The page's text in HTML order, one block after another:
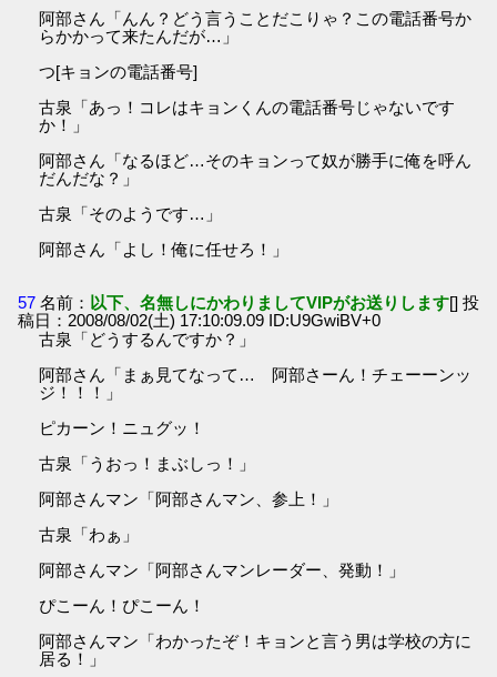
阿部さん「んん？どう言うことだこりゃ？この電話番号か
らかかって来たんだが…」
つ[キョンの電話番号]
古泉「あっ！コレはキョンくんの電話番号じゃないです
か！」
阿部さん「なるほど…そのキョンって奴が勝手に俺を呼ん
だんだな？」
古泉「そのようです…」
阿部さん「よし！俺に任せろ！」
57 名前： 以下、名無しにかわりましてVIPがお送りします[] 投
稿日：2008/08/02(土) 17:10:09.09 ID:U9GwiBV+0
古泉「どうするんですか？」
阿部さん「まぁ見てなって… 阿部さーん！チェーーンッ
ジ！！！」
ピカーン！ニュグッ！
古泉「うおっ！まぶしっ！」
阿部さんマン「阿部さんマン、参上！」
古泉「わぁ」
阿部さんマン「阿部さんマンレーダー、発動！」
ぴこーん！ぴこーん！
阿部さんマン「わかったぞ！キョンと言う男は学校の方に
居る！」